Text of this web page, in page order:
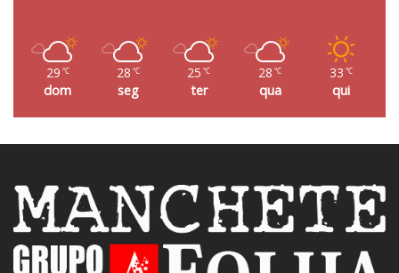
29 ℃
dom
28 ℃
seg
25 ℃
ter
28 ℃
qua
33 ℃
qui